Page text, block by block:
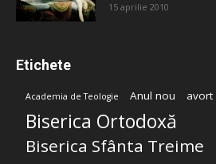
15 aprilie 2010
Etichete
Academia de Teologie Anul nou avort
Biserica Ortodoxă
Biserica Sfânta Treime